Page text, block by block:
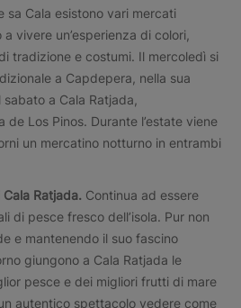
sa Cala esistono vari mercati
vivere un’esperienza di colori,
tradizione e costumi. Il mercoledì si
a Capdepera, nella sua
a Cala Ratjada,
de Los Pinos. Durante l’estate viene
un mercatino notturno in entrambi
Ratjada. Continua ad essere
di pesce fresco dell’isola. Pur non
e mantenendo il suo fascino
giungono a Cala Ratjada le
pesce e dei migliori frutti di mare
autentico spettacolo vedere come